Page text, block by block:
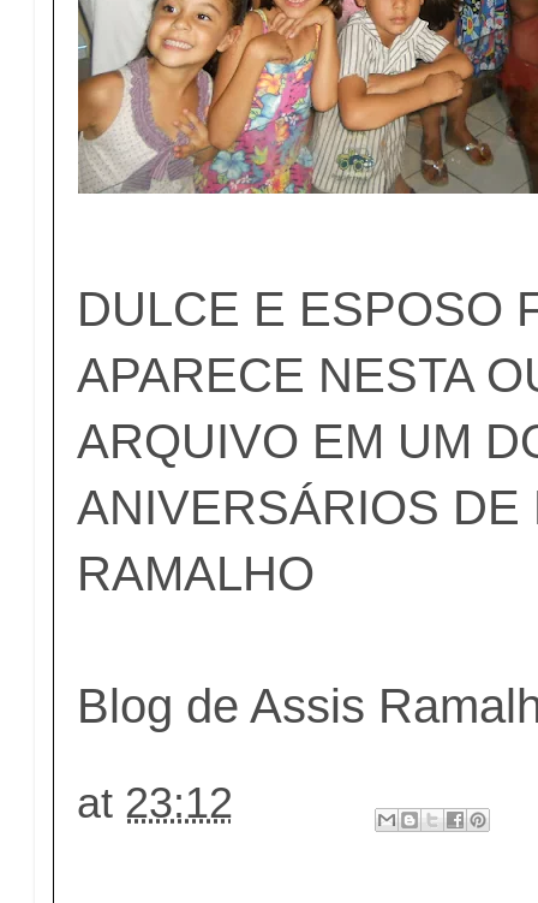
DULCE E ESPOSO
APARECE NESTA
ARQUIVO EM UM
ANIVERSÁRIOS DE
RAMALHO
Blog de Assis
at 23:12